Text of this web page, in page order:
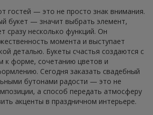
гостей — это не просто знак внимания.
букет — значит выбрать элемент,
сразу несколько функций. Он
момента и выступает
деталью. Букеты счастья создаются с
к форме, сочетанию цветов и
Сегодня заказать свадебный
бутонами радости — это не
а способ передать атмосферу
акценты в праздничном интерьере.